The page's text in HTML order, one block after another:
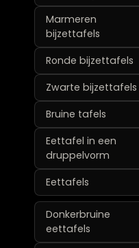
Marmeren
bijzettafels
Ronde bijzettafels
Zwarte bijzettafels
Bruine tafels
Eettafel in een
druppelvorm
Eettafels
Donkerbruine
eettafels